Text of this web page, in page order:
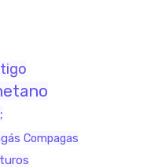
Compagas